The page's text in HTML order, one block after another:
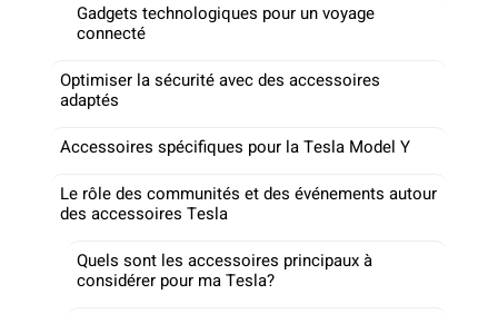
Gadgets technologiques pour un voyage
connecté
Optimiser la sécurité avec des accessoires
adaptés
Accessoires spécifiques pour la Tesla Model Y
Le rôle des communités et des événements autour
des accessoires Tesla
Quels sont les accessoires principaux à
considérer pour ma Tesla?